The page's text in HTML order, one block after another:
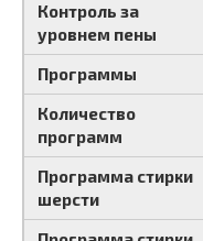
Контроль за
уровнем пены
Программы
Количество
программ
Программа стирки
шерсти